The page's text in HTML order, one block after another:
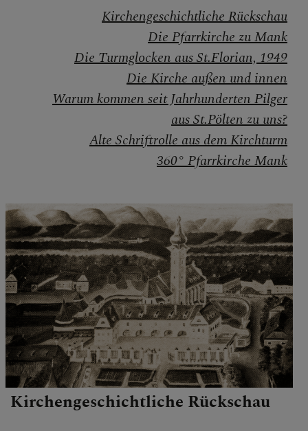
Kirchengeschichtliche Rückschau
Die Pfarrkirche zu Mank
Die Turmglocken aus St.Florian, 1949
Die Kirche außen und innen
Warum kommen seit Jahrhunderten Pilger
aus St.Pölten zu uns?
Alte Schriftrolle aus dem Kirchturm
360° Pfarrkirche Mank
Kirchengeschichtliche Rückschau